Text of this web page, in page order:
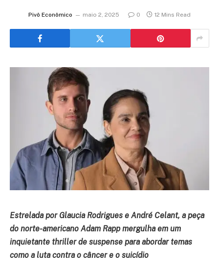
Pivô Econômico maio 2, 2025 0 12 Mins Read
Estrelada por Glaucia Rodrigues e André Celant, a peça
do norte-americano Adam Rapp mergulha em um
inquietante thriller de suspense para abordar temas
como a luta contra o câncer e o suicídio